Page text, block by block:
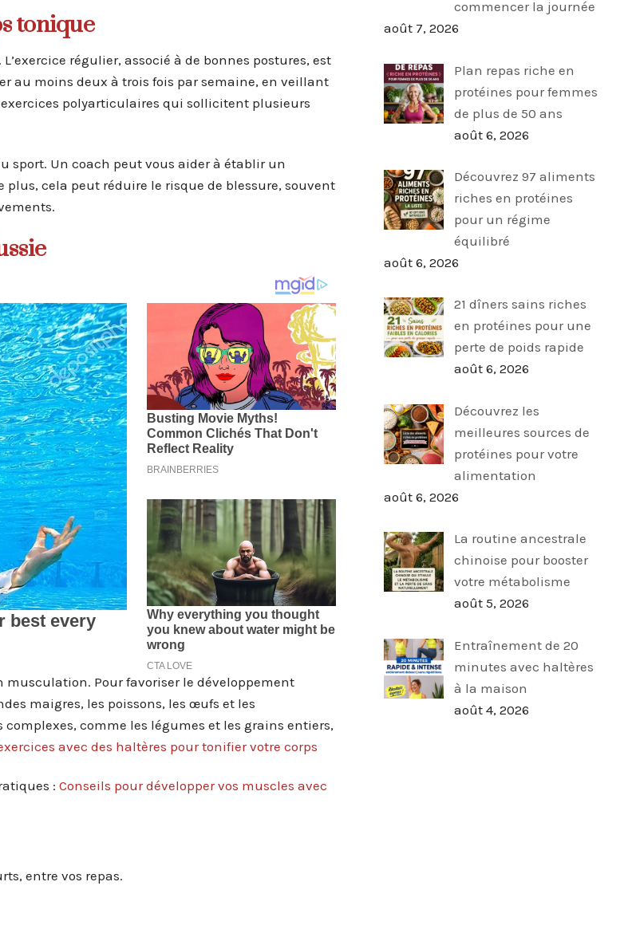
tonique
régulier, associé à de bonnes postures, est
au moins deux à trois fois par semaine, en veillant
polyarticulaires qui sollicitent plusieurs
sport. Un coach peut vous aider à établir un
cela peut réduire le risque de blessure, souvent
Pour favoriser le développement
maigres, les poissons, les œufs et les
comme les légumes et les grains entiers,
avec des haltères pour tonifier votre corps
: Conseils pour développer vos muscles avec
entre vos repas.
commencer la journée
août 7, 2026
Plan repas riche en
protéines pour femmes
de plus de 50 ans
août 6, 2026
Découvrez 97 aliments
riches en protéines
pour un régime
équilibré
août 6, 2026
21 dîners sains riches
en protéines pour une
perte de poids rapide
août 6, 2026
Découvrez les
meilleures sources de
protéines pour votre
alimentation
août 6, 2026
La routine ancestrale
chinoise pour booster
votre métabolisme
août 5, 2026
Entraînement de 20
minutes avec haltères
à la maison
août 4, 2026